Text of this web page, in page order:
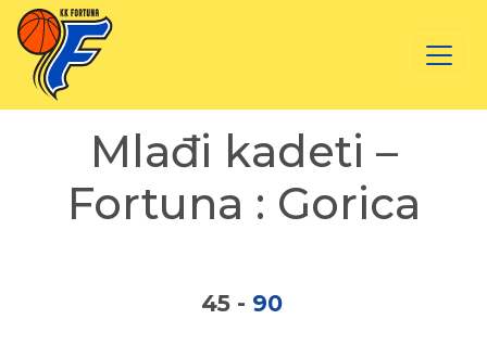
Mlađi kadeti –
Fortuna : Gorica
45 - 90